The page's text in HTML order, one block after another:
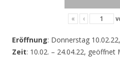
« ‹
Eröffnung: Donnerstag
Zeit: 10.02. – 24.04.22, geöffnet